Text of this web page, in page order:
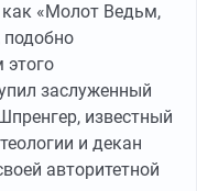
как «Молот Ведьм,
этого
заслуженный
известный
теологии и декан
авторитетной